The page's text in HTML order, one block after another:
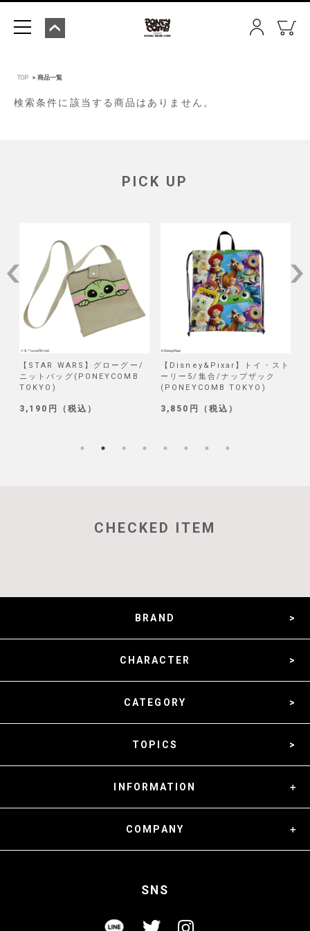
TOP 商品一覧
検索条件に該当する商品はありません。
PICK UP
【STAR WARS】グローグー/
ニットバッグ(PONEYCOMB
TOKYO)
3,190円（税込）
【Disney&Pixar】トイ・スト
ーリー5/集合/ナップザック
(PONEYCOMB TOKYO)
3,850円（税込）
CHECKED ITEM
BRAND
CHARACTER
CATEGORY
TOPICS
INFORMATION
COMPANY
SNS